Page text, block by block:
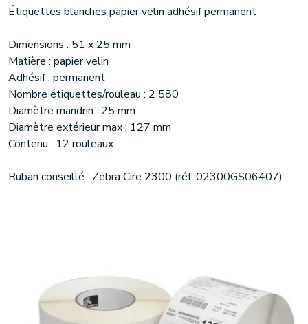
Étiquettes blanches papier velin adhésif permanent
Dimensions : 51 x 25 mm
Matière : papier velin
Adhésif : permanent
Nombre étiquettes/rouleau : 2 580
Diamètre mandrin : 25 mm
Diamètre extérieur max : 127 mm
Contenu : 12 rouleaux
Ruban conseillé : Zebra Cire 2300 (réf. 02300GS06407)